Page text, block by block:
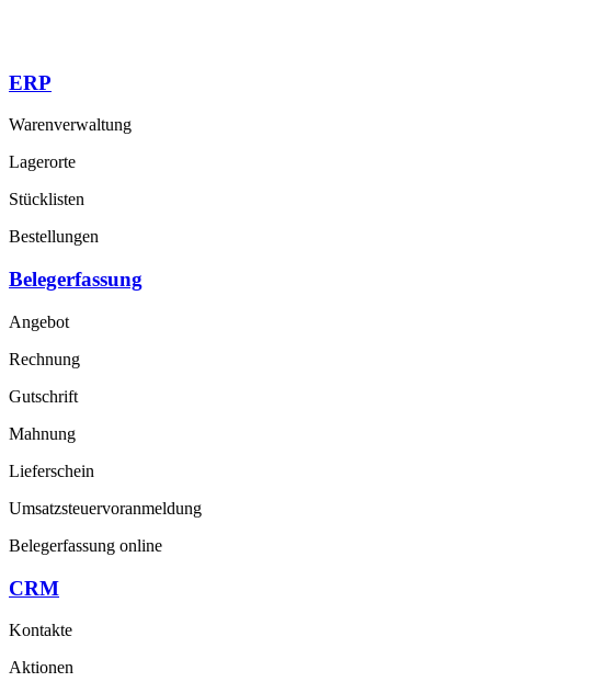
ERP
Warenverwaltung
Lagerorte
Stücklisten
Bestellungen
Belegerfassung
Angebot
Rechnung
Gutschrift
Mahnung
Lieferschein
Umsatzsteuervoranmeldung
Belegerfassung online
CRM
Kontakte
Aktionen